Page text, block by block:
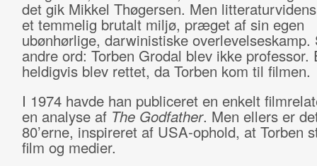
det gik Mikkel Thøgersen. Men
et temmelig brutalt miljø, præget af sin egen
ubønhørlige, darwinistiske overlevelseskamp.
andre ord: Torben Grodal blev ikke professor.
heldigvis blev rettet, da Torben kom til filmen.
I 1974 havde han publiceret en enkelt
en analyse af The Godfather. Men ellers er
80’erne, inspireret af USA-ophold, at Torben
film og medier.